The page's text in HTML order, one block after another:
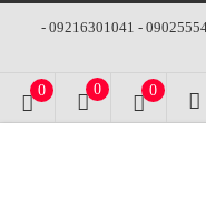
پشتیبانی مدیریت فروش : 24 ساعته - 09025554415 - 09216301041 -
0 0 0